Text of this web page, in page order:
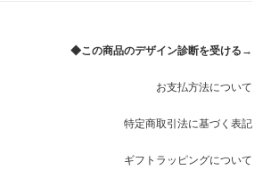
◆この商品のデザイン診断を受ける→
お支払方法について
特定商取引法に基づく表記
ギフトラッピングについて